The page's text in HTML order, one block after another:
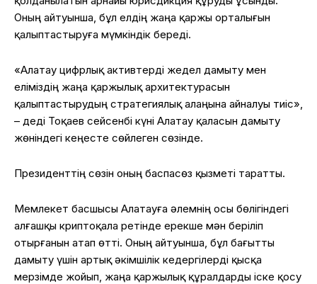
Оның айтуынша, бұл елдің жаңа қаржы орталығын
қалыптастыруға мүмкіндік береді.
«Алатау цифрлық активтерді жедел дамыту мен
еліміздің жаңа қаржылық архитектурасын
қалыптастырудың стратегиялық алаңына айналуы тиіс»,
– деді Тоқаев сейсенбі күні Алатау қаласын дамыту
жөніндегі кеңесте сөйлеген сөзінде.
Президенттің сөзін оның баспасөз қызметі таратты.
Мемлекет басшысы Алатауға әлемнің осы бөлігіндегі
алғашқы криптоқала ретінде ерекше мән беріліп
отырғанын атап өтті. Оның айтуынша, бұл бағытты
дамыту үшін артық әкімшілік кедергілерді қысқа
мерзімде жойып, жаңа қаржылық құралдарды іске қосу